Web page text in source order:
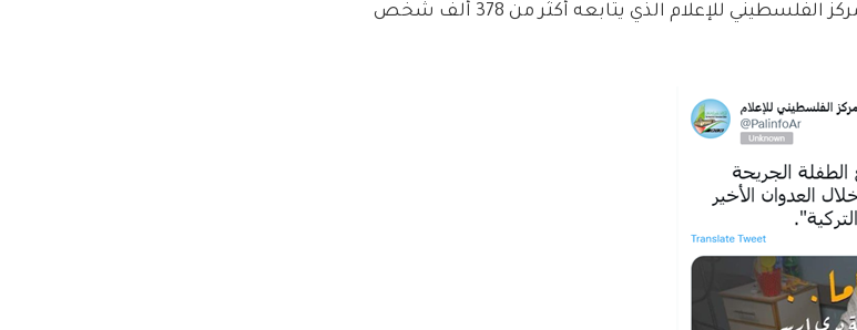
لم تكن شبكة قدس الإخبارية وحدها التي ذكرت ذلك الموضوع، إذ نشر أيضًا المركز الفلسطيني للإعلام الذي يتابعه أكثر من 378 ألف شخص